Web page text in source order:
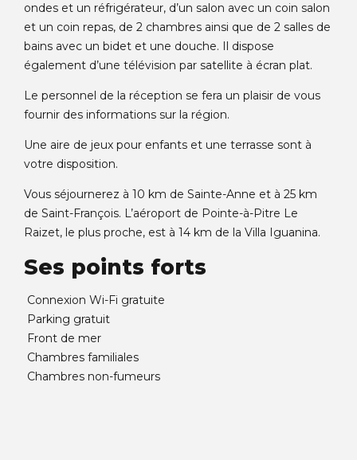
ondes et un réfrigérateur, d’un salon avec un coin salon
et un coin repas, de 2 chambres ainsi que de 2 salles de
bains avec un bidet et une douche. Il dispose
également d’une télévision par satellite à écran plat.
Le personnel de la réception se fera un plaisir de vous
fournir des informations sur la région.
Une aire de jeux pour enfants et une terrasse sont à
votre disposition.
Vous séjournerez à 10 km de Sainte-Anne et à 25 km
de Saint-François. L’aéroport de Pointe-à-Pitre Le
Raizet, le plus proche, est à 14 km de la Villa Iguanina.
Ses points forts
Connexion Wi-Fi gratuite
Parking gratuit
Front de mer
Chambres familiales
Chambres non-fumeurs